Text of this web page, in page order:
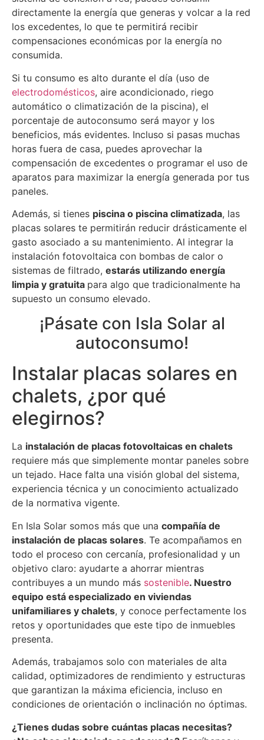
directamente la energía que generas y volcar a la red
los excedentes, lo que te permitirá recibir
compensaciones económicas por la energía no
consumida.
Si tu consumo es alto durante el día (uso de
electrodomésticos, aire acondicionado, riego
automático o climatización de la piscina), el
porcentaje de autoconsumo será mayor y los
beneficios, más evidentes. Incluso si pasas muchas
horas fuera de casa, puedes aprovechar la
compensación de excedentes o programar el uso de
aparatos para maximizar la energía generada por tus
paneles.
Además, si tienes piscina o piscina climatizada, las
placas solares te permitirán reducir drásticamente el
gasto asociado a su mantenimiento. Al integrar la
instalación fotovoltaica con bombas de calor o
sistemas de filtrado, estarás utilizando energía
limpia y gratuita para algo que tradicionalmente ha
supuesto un consumo elevado.
¡Pásate con Isla Solar al
autoconsumo!
Instalar placas solares en
chalets, ¿por qué
elegirnos?
La instalación de placas fotovoltaicas en chalets
requiere más que simplemente montar paneles sobre
un tejado. Hace falta una visión global del sistema,
experiencia técnica y un conocimiento actualizado
de la normativa vigente.
En Isla Solar somos más que una compañía de
instalación de placas solares. Te acompañamos en
todo el proceso con cercanía, profesionalidad y un
objetivo claro: ayudarte a ahorrar mientras
contribuyes a un mundo más sostenible. Nuestro
equipo está especializado en viviendas
unifamiliares y chalets, y conoce perfectamente los
retos y oportunidades que este tipo de inmuebles
presenta.
Además, trabajamos solo con materiales de alta
calidad, optimizadores de rendimiento y estructuras
que garantizan la máxima eficiencia, incluso en
condiciones de orientación o inclinación no óptimas.
¿Tienes dudas sobre cuántas placas necesitas?